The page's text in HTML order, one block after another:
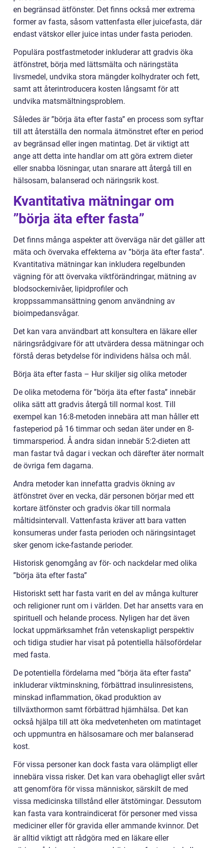
en begränsad ätfönster. Det finns också mer extrema
former av fasta, såsom vattenfasta eller juicefasta, där
endast vätskor eller juice intas under fasta perioden.
Populära postfastmetoder inkluderar att gradvis öka
ätfönstret, börja med lättsmälta och näringstäta
livsmedel, undvika stora mängder kolhydrater och fett,
samt att återintroducera kosten långsamt för att
undvika matsmältningsproblem.
Således är ”börja äta efter fasta” en process som syftar
till att återställa den normala ätmönstret efter en period
av begränsad eller ingen matintag. Det är viktigt att
ange att detta inte handlar om att göra extrem dieter
eller snabba lösningar, utan snarare att återgå till en
hälsosam, balanserad och näringsrik kost.
Kvantitativa mätningar om
”börja äta efter fasta”
Det finns många aspekter att överväga när det gäller att
mäta och övervaka effekterna av ”börja äta efter fasta”.
Kvantitativa mätningar kan inkludera regelbunden
vägning för att övervaka viktförändringar, mätning av
blodsockernivåer, lipidprofiler och
kroppssammansättning genom användning av
bioimpedansvågar.
Det kan vara användbart att konsultera en läkare eller
näringsrådgivare för att utvärdera dessa mätningar och
förstå deras betydelse för individens hälsa och mål.
Börja äta efter fasta – Hur skiljer sig olika metoder
De olika metoderna för ”börja äta efter fasta” innebär
olika sätt att gradvis återgå till normal kost. Till
exempel kan 16:8-metoden innebära att man håller ett
fasteperiod på 16 timmar och sedan äter under en 8-
timmarsperiod. Å andra sidan innebär 5:2-dieten att
man fastar två dagar i veckan och därefter äter normalt
de övriga fem dagarna.
Andra metoder kan innefatta gradvis ökning av
ätfönstret över en vecka, där personen börjar med ett
kortare ätfönster och gradvis ökar till normala
måltidsintervall. Vattenfasta kräver att bara vatten
konsumeras under fasta perioden och näringsintaget
sker genom icke-fastande perioder.
Historisk genomgång av för- och nackdelar med olika
”börja äta efter fasta”
Historiskt sett har fasta varit en del av många kulturer
och religioner runt om i världen. Det har ansetts vara en
spirituell och helande process. Nyligen har det även
lockat uppmärksamhet från vetenskapligt perspektiv
och tidiga studier har visat på potentiella hälsofördelar
med fasta.
De potentiella fördelarna med ”börja äta efter fasta”
inkluderar viktminskning, förbättrad insulinresistens,
minskad inflammation, ökad produktion av
tillväxthormon samt förbättrad hjärnhälsa. Det kan
också hjälpa till att öka medvetenheten om matintaget
och uppmuntra en hälsosamare och mer balanserad
kost.
För vissa personer kan dock fasta vara olämpligt eller
innebära vissa risker. Det kan vara obehagligt eller svårt
att genomföra för vissa människor, särskilt de med
vissa medicinska tillstånd eller ätstörningar. Dessutom
kan fasta vara kontraindicerat för personer med vissa
mediciner eller för gravida eller ammande kvinnor. Det
är alltid viktigt att rådgöra med en läkare eller